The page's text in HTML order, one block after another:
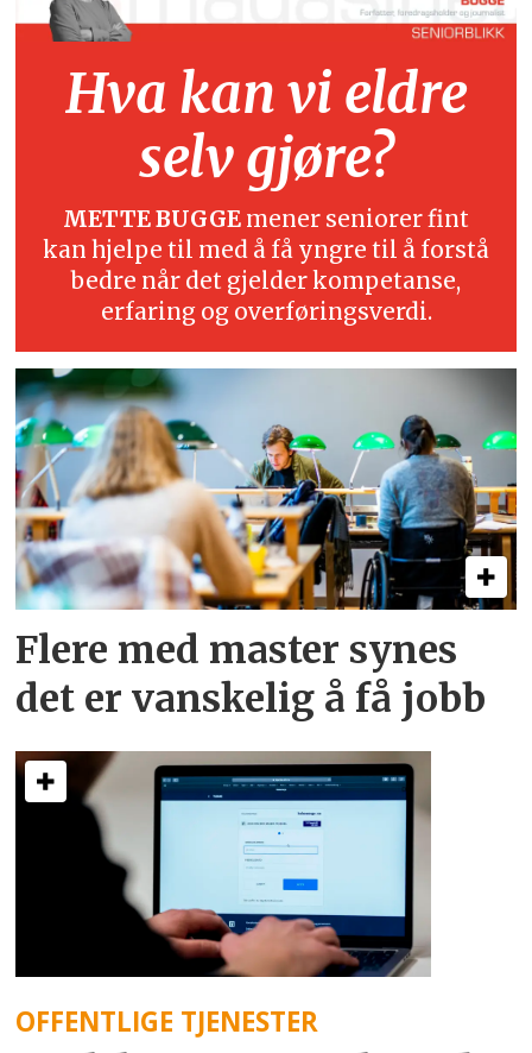
Hva kan vi eldre
selv gjøre?
METTE BUGGE mener seniorer fint
kan hjelpe til med å få yngre til å forstå
bedre når det gjelder kompetanse,
erfaring og overføringsverdi.
Flere med master synes
det er vanskelig å få jobb
OFFENTLIGE TJENESTER